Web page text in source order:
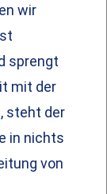
wir
sprengt
mit der
steht der
in nichts
von